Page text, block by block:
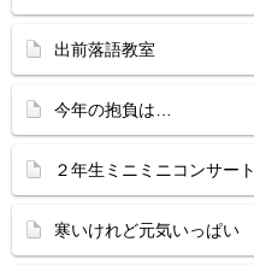
出前落語教室
今年の抱負は…
２年生ミニミニコンサート
寒いけれど元気いっぱい